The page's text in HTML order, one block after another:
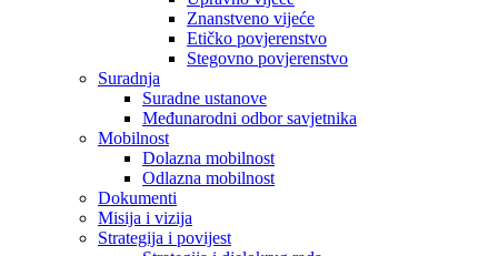
Znanstveno vijeće
Etičko povjerenstvo
Stegovno povjerenstvo
Suradnja
Suradne ustanove
Međunarodni odbor savjetnika
Mobilnost
Dolazna mobilnost
Odlazna mobilnost
Dokumenti
Misija i vizija
Strategija i povijest